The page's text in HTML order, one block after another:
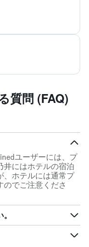
質問 (FAQ)
ユーザーには、プ
井にはホテルの宿泊
、ホテルには通常プ
のでご注意くださ